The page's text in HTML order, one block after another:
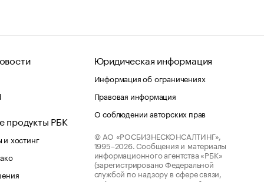
продукты РБК
хостинг
Юридическая информация
Информация об ограничениях
Правовая информация
О соблюдении авторских прав
© АО «РОСБИЗНЕСКОНСАЛТИНГ»,
1995–2026. Сообщения и материалы
информационного агентства «РБК»
(зарегистрировано Федеральной
службой по надзору в сфере связи,